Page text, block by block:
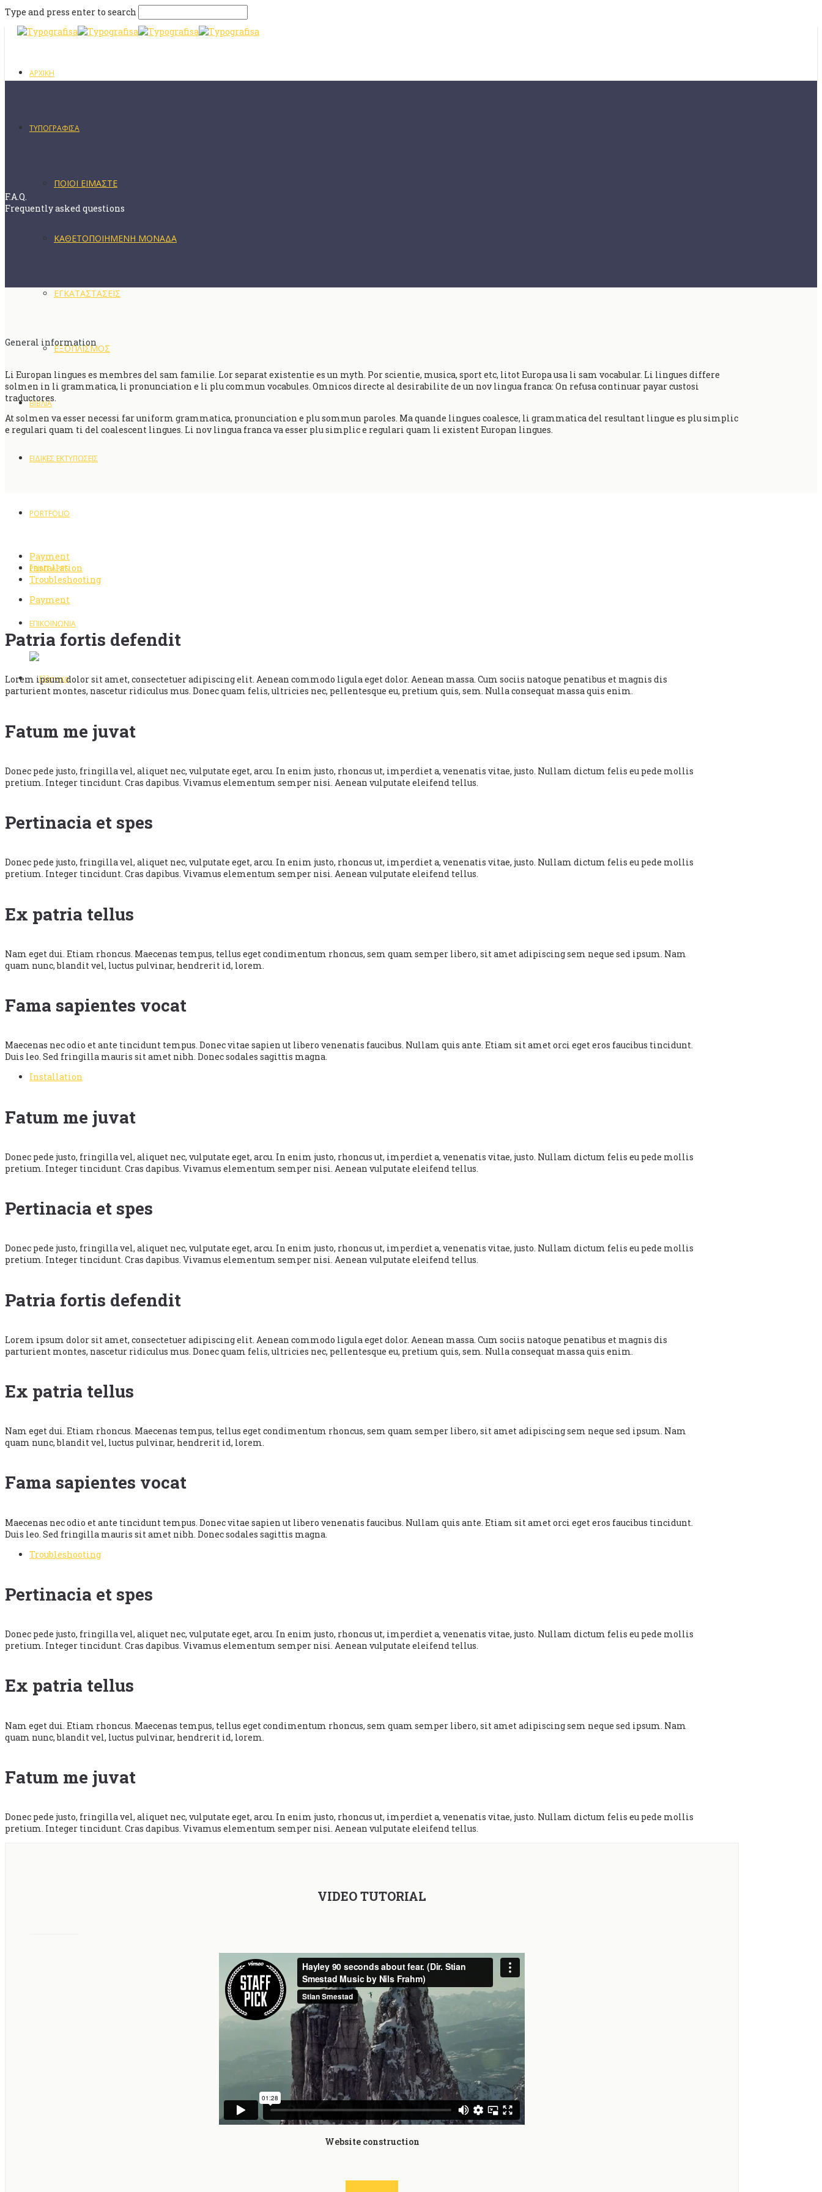
Type and press enter to search
ΑΡΧΙΚΗ
ΤΥΠΟΓΡΑΦΙΣΑ
ΠΟΙΟΙ ΕΙΜΑΣΤΕ
ΚΑΘΕΤΟΠΟΙΗΜΕΝΗ ΜΟΝΑΔΑ
ΕΓΚΑΤΑΣΤΑΣΕΙΣ
ΕΞΟΠΛΙΣΜΟΣ
ΒΙΒΛΙΑ
ΕΙΔΙΚΕΣ ΕΚΤΥΠΩΣΕΙΣ
PORTFOLIO
PRINT APPS
ΕΠΙΚΟΙΝΩΝΙΑ
F.A.Q.
Frequently asked questions
General information
Li Europan lingues es membres del sam familie. Lor separat existentie es un myth. Por scientie, musica, sport etc, litot Europa usa li sam vocabular. Li lingues differe
solmen in li grammatica, li pronunciation e li plu commun vocabules. Omnicos directe al desirabilite de un nov lingua franca: On refusa continuar payar custosi
traductores.
At solmen va esser necessi far uniform grammatica, pronunciation e plu sommun paroles. Ma quande lingues coalesce, li grammatica del resultant lingue es plu simplic
e regulari quam ti del coalescent lingues. Li nov lingua franca va esser plu simplic e regulari quam li existent Europan lingues.
Payment
Installation
Troubleshooting
Payment
Patria fortis defendit
Lorem ipsum dolor sit amet, consectetuer adipiscing elit. Aenean commodo ligula eget dolor. Aenean massa. Cum sociis natoque penatibus et magnis dis
parturient montes, nascetur ridiculus mus. Donec quam felis, ultricies nec, pellentesque eu, pretium quis, sem. Nulla consequat massa quis enim.
Fatum me juvat
Donec pede justo, fringilla vel, aliquet nec, vulputate eget, arcu. In enim justo, rhoncus ut, imperdiet a, venenatis vitae, justo. Nullam dictum felis eu pede mollis
pretium. Integer tincidunt. Cras dapibus. Vivamus elementum semper nisi. Aenean vulputate eleifend tellus.
Pertinacia et spes
Donec pede justo, fringilla vel, aliquet nec, vulputate eget, arcu. In enim justo, rhoncus ut, imperdiet a, venenatis vitae, justo. Nullam dictum felis eu pede mollis
pretium. Integer tincidunt. Cras dapibus. Vivamus elementum semper nisi. Aenean vulputate eleifend tellus.
Ex patria tellus
Nam eget dui. Etiam rhoncus. Maecenas tempus, tellus eget condimentum rhoncus, sem quam semper libero, sit amet adipiscing sem neque sed ipsum. Nam
quam nunc, blandit vel, luctus pulvinar, hendrerit id, lorem.
Fama sapientes vocat
Maecenas nec odio et ante tincidunt tempus. Donec vitae sapien ut libero venenatis faucibus. Nullam quis ante. Etiam sit amet orci eget eros faucibus tincidunt.
Duis leo. Sed fringilla mauris sit amet nibh. Donec sodales sagittis magna.
Installation
Fatum me juvat
Donec pede justo, fringilla vel, aliquet nec, vulputate eget, arcu. In enim justo, rhoncus ut, imperdiet a, venenatis vitae, justo. Nullam dictum felis eu pede mollis
pretium. Integer tincidunt. Cras dapibus. Vivamus elementum semper nisi. Aenean vulputate eleifend tellus.
Pertinacia et spes
Donec pede justo, fringilla vel, aliquet nec, vulputate eget, arcu. In enim justo, rhoncus ut, imperdiet a, venenatis vitae, justo. Nullam dictum felis eu pede mollis
pretium. Integer tincidunt. Cras dapibus. Vivamus elementum semper nisi. Aenean vulputate eleifend tellus.
Patria fortis defendit
Lorem ipsum dolor sit amet, consectetuer adipiscing elit. Aenean commodo ligula eget dolor. Aenean massa. Cum sociis natoque penatibus et magnis dis
parturient montes, nascetur ridiculus mus. Donec quam felis, ultricies nec, pellentesque eu, pretium quis, sem. Nulla consequat massa quis enim.
Ex patria tellus
Nam eget dui. Etiam rhoncus. Maecenas tempus, tellus eget condimentum rhoncus, sem quam semper libero, sit amet adipiscing sem neque sed ipsum. Nam
quam nunc, blandit vel, luctus pulvinar, hendrerit id, lorem.
Fama sapientes vocat
Maecenas nec odio et ante tincidunt tempus. Donec vitae sapien ut libero venenatis faucibus. Nullam quis ante. Etiam sit amet orci eget eros faucibus tincidunt.
Duis leo. Sed fringilla mauris sit amet nibh. Donec sodales sagittis magna.
Troubleshooting
Pertinacia et spes
Donec pede justo, fringilla vel, aliquet nec, vulputate eget, arcu. In enim justo, rhoncus ut, imperdiet a, venenatis vitae, justo. Nullam dictum felis eu pede mollis
pretium. Integer tincidunt. Cras dapibus. Vivamus elementum semper nisi. Aenean vulputate eleifend tellus.
Ex patria tellus
Nam eget dui. Etiam rhoncus. Maecenas tempus, tellus eget condimentum rhoncus, sem quam semper libero, sit amet adipiscing sem neque sed ipsum. Nam
quam nunc, blandit vel, luctus pulvinar, hendrerit id, lorem.
Fatum me juvat
Donec pede justo, fringilla vel, aliquet nec, vulputate eget, arcu. In enim justo, rhoncus ut, imperdiet a, venenatis vitae, justo. Nullam dictum felis eu pede mollis
pretium. Integer tincidunt. Cras dapibus. Vivamus elementum semper nisi. Aenean vulputate eleifend tellus.
VIDEO TUTORIAL
Website construction